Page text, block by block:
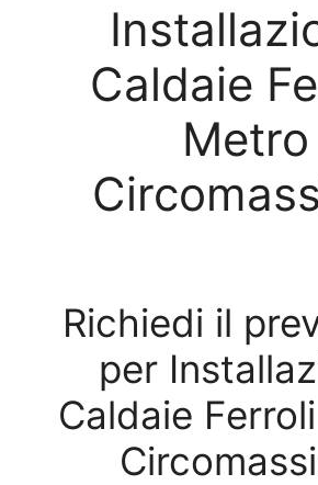
Caldaie
Metro
Richiedi il
per
Caldaie